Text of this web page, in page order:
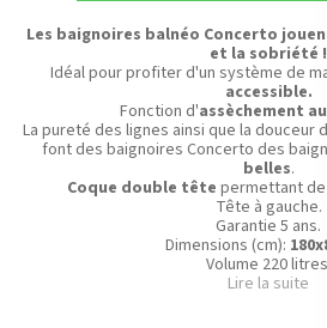
Les baignoires balnéo Concerto
et la sobriété !
Idéal pour profiter d'un système de
accessible.
Fonction d'assèchement
La pureté des lignes ainsi que la douceur
font des baignoires Concerto des
belles.
Coque double tête permettant de
Tête à gauche.
Garantie 5 ans.
Dimensions (cm):
Volume 220
Acrylique.
Lire la suite